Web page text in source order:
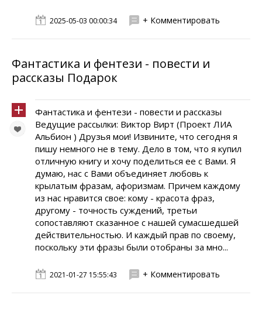
2025-05-03 00:00:34 + Комментировать
Фантастика и фентези - повести и
рассказы Подарок
Фантастика и фентези - повести и рассказы
Ведущие рассылки: Виктор Вирт (Проект ЛИА
Альбион ) Друзья мои! Извините, что сегодня я
пишу немного не в тему. Дело в том, что я купил
отличную книгу и хочу поделиться ее с Вами. Я
думаю, нас с Вами объединяет любовь к
крылатым фразам, афоризмам. Причем каждому
из нас нравится свое: кому - красота фраз,
другому - точность суждений, третьи
сопоставляют сказанное с нашей сумасшедшей
действительностью. И каждый прав по своему,
поскольку эти фразы были отобраны за мно...
2021-01-27 15:55:43 + Комментировать